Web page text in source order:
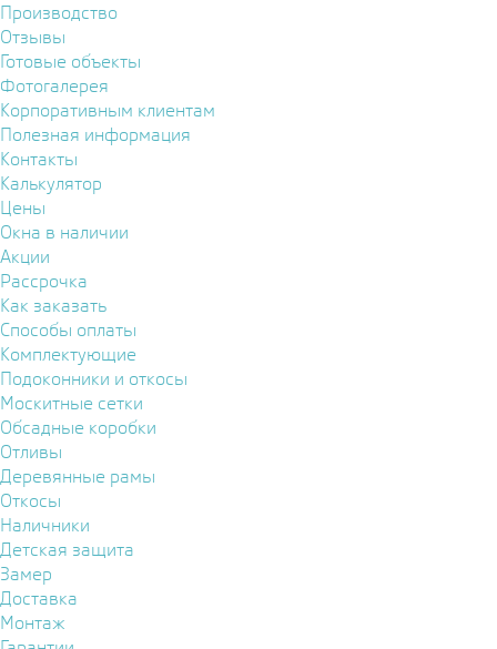
Производство
Отзывы
Готовые объекты
Фотогалерея
Корпоративным клиентам
Полезная информация
Контакты
Калькулятор
Цены
Окна в наличии
Акции
Рассрочка
Как заказать
Способы оплаты
Комплектующие
Подоконники и откосы
Москитные сетки
Обсадные коробки
Отливы
Деревянные рамы
Откосы
Наличники
Детская защита
Замер
Доставка
Монтаж